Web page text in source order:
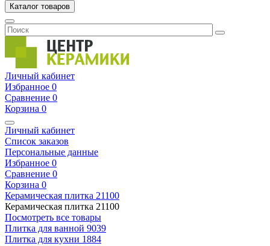
Каталог товаров
Личный кабинет
Избранное 0
Сравнение 0
Корзина 0
Личный кабинет
Список заказов
Персональные данные
Избранное 0
Сравнение 0
Корзина 0
Керамическая плитка 21100
Керамическая плитка 21100
Посмотреть все товары
Плитка для ванной 9039
Плитка для кухни 1884